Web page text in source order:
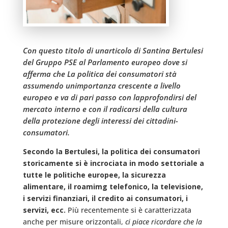
Con questo titolo di unarticolo di Santina Bertulesi
del Gruppo PSE al Parlamento europeo dove si
afferma che La politica dei consumatori stà
assumendo unimportanza crescente a livello
europeo e va di pari passo con lapprofondirsi del
mercato interno e con il radicarsi della cultura
della protezione degli interessi dei cittadini-
consumatori.
Secondo la Bertulesi, la politica dei consumatori
storicamente si è incrociata in modo settoriale a
tutte le politiche europee, la sicurezza
alimentare, il roamimg telefonico, la televisione,
i servizi finanziari, il credito ai consumatori, i
servizi, ecc. Più recentemente si è caratterizzata
anche per misure orizzontali, ci piace ricordare che la